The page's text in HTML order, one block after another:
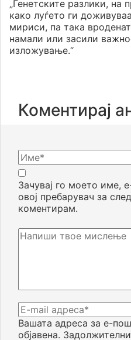
„Генетските разлики, на
како луѓето ги
мириси, па така
намали или засили
изложување.“
Коментирај
Вашата адреса за е-
објавена.
Зачувај го моето име,
овој пребарувач за
коментирам.